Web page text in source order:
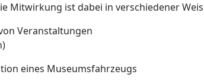
Mitwirkung ist dabei in verschiedener
Veranstaltungen
eines Museumsfahrzeugs